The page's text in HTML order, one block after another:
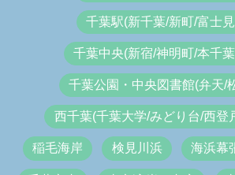
千葉駅(新千葉/新町/富士
千葉中央(新宿/神明町/本千
千葉公園・中央図書館(弁天/
西千葉(千葉大学/みどり台/西登
稲毛海岸 検見川浜 海浜幕